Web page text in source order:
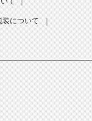
装について